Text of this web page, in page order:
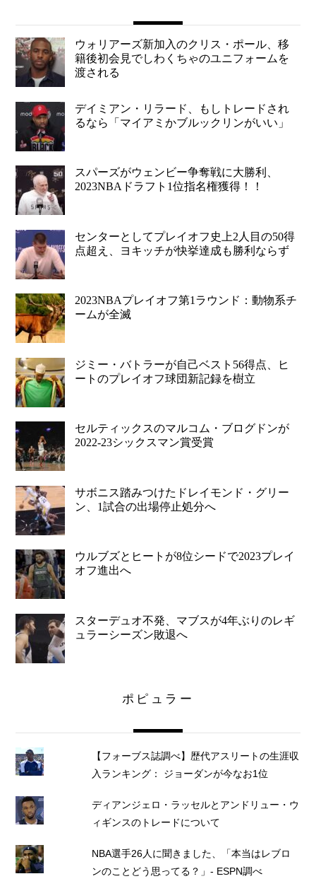
ウォリアーズ新加入のクリス・ポール、移
籍後初会見でしわくちゃのユニフォームを
渡される
デイミアン・リラード、もしトレードされ
るなら「マイアミかブルックリンがいい」
スパーズがウェンビー争奪戦に大勝利、
2023NBAドラフト1位指名権獲得！！
センターとしてプレイオフ史上2人目の50得
点超え、ヨキッチが快挙達成も勝利ならず
2023NBAプレイオフ第1ラウンド：動物系チ
ームが全滅
ジミー・バトラーが自己ベスト56得点、ヒ
ートのプレイオフ球団新記録を樹立
セルティックスのマルコム・ブログドンが
2022-23シックスマン賞受賞
サボニス踏みつけたドレイモンド・グリー
ン、1試合の出場停止処分へ
ウルブズとヒートが8位シードで2023プレイ
オフ進出へ
スターデュオ不発、マブスが4年ぶりのレギ
ュラーシーズン敗退へ
ポピュラー
【フォーブス誌調べ】歴代アスリートの生涯収
入ランキング： ジョーダンが今なお1位
ディアンジェロ・ラッセルとアンドリュー・ウ
ィギンスのトレードについて
NBA選手26人に聞きました、「本当はレブロ
ンのことどう思ってる？」- ESPN調べ